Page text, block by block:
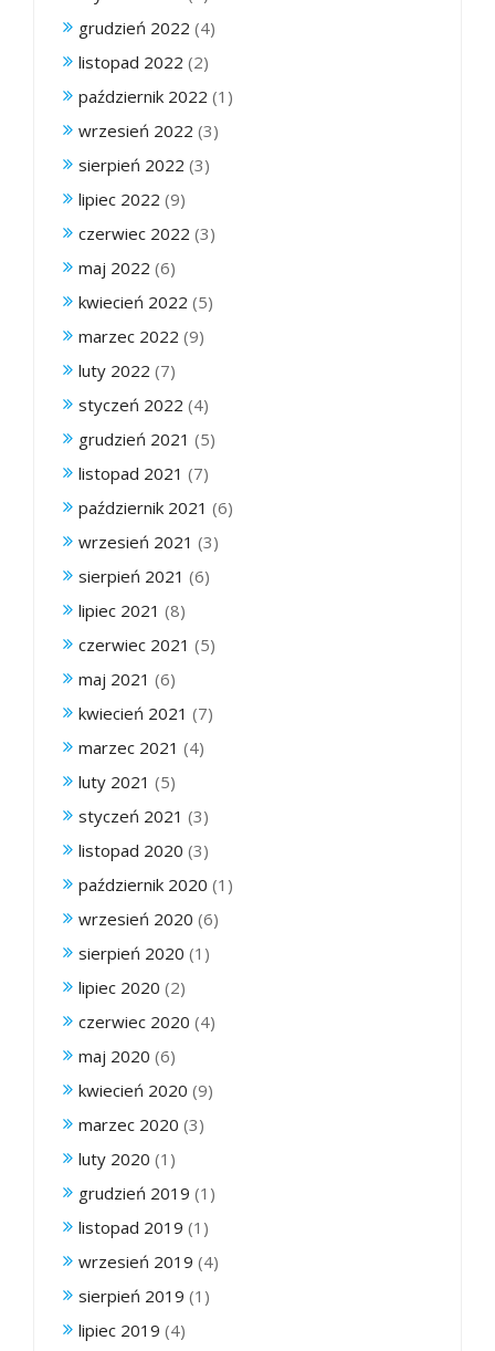
grudzień 2022 (4)
listopad 2022 (2)
październik 2022 (1)
wrzesień 2022 (3)
sierpień 2022 (3)
lipiec 2022 (9)
czerwiec 2022 (3)
maj 2022 (6)
kwiecień 2022 (5)
marzec 2022 (9)
luty 2022 (7)
styczeń 2022 (4)
grudzień 2021 (5)
listopad 2021 (7)
październik 2021 (6)
wrzesień 2021 (3)
sierpień 2021 (6)
lipiec 2021 (8)
czerwiec 2021 (5)
maj 2021 (6)
kwiecień 2021 (7)
marzec 2021 (4)
luty 2021 (5)
styczeń 2021 (3)
listopad 2020 (3)
październik 2020 (1)
wrzesień 2020 (6)
sierpień 2020 (1)
lipiec 2020 (2)
czerwiec 2020 (4)
maj 2020 (6)
kwiecień 2020 (9)
marzec 2020 (3)
luty 2020 (1)
grudzień 2019 (1)
listopad 2019 (1)
wrzesień 2019 (4)
sierpień 2019 (1)
lipiec 2019 (4)